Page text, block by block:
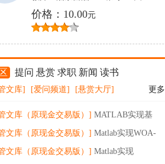
价格：10.00元
提问 悬赏 求职 新闻 读书
文库] [爱问频道] [悬赏大厅] 更多
文库（原现金交易版）] MATLAB实现基
SVM 主成分分析（PCA）结合支持向量机
）于进行多特征分类预测 - 副本
文库（原现金交易版）] Matlab实现WOA-
LSTM-MATT鲸鱼算法（WOA）优化卷积神
文库（原现金交易版）] Matlab实现